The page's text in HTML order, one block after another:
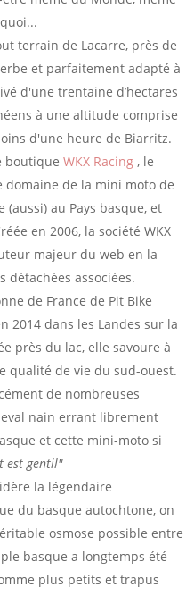
terrain de Lacarre, près de
et parfaitement adapté à
d'une trentaine d’hectares
à une altitude comprise
d'une heure de Biarritz.
boutiqueWKX Racing , le
de la mini moto de
(aussi) au Pays basque, et
en 2006, la société WKX
majeur du web en la
détachées associées.
de France de Pit Bike
2014 dans les Landes sur la
près du lac, elle savoure à
qualité de vie du sud-ouest.
de nombreuses
nain errant librement
et cette mini-moto si
est gentil"
la légendaire
du basque autochtone, on
osmose possible entre
basque a longtemps été
plus petits et trapus